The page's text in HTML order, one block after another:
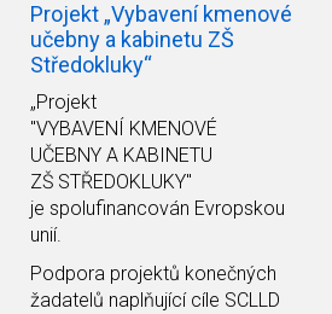
Projekt „Vybavení kmenové
učebny a kabinetu ZŠ
Středokluky“
„Projekt
"VYBAVENÍ KMENOVÉ
UČEBNY A KABINETU
ZŠ STŘEDOKLUKY"
je spolufinancován Evropskou
unií.
Podpora projektů konečných
žadatelů naplňující cíle SCLLD